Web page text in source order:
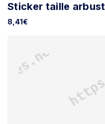
Sticker taille
8,41€